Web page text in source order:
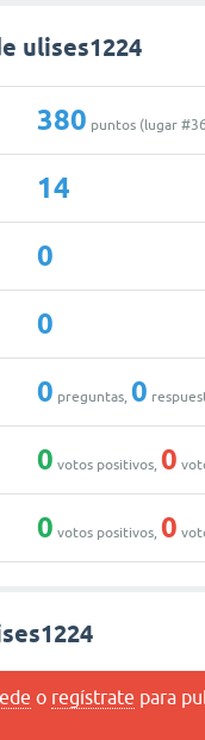
ulises1224
380 puntos (lugar #36
14
0
0
0 preguntas, 0
0 votos positivos, 0
0 votos positivos, 0
o regístrate para